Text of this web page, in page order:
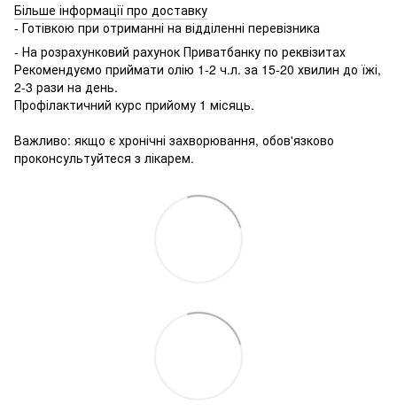
Більше інформації про доставку
- Готівкою при отриманні на відділенні перевізника
- На розрахунковий рахунок Приватбанку по реквізитах
Рекомендуємо приймати олію 1-2 ч.л. за 15-20 хвилин до їжі,
2-3 рази на день.
Профілактичний курс прийому 1 місяць.
Важливо: якщо є хронічні захворювання, обов'язково
проконсультуйтеся з лікарем.